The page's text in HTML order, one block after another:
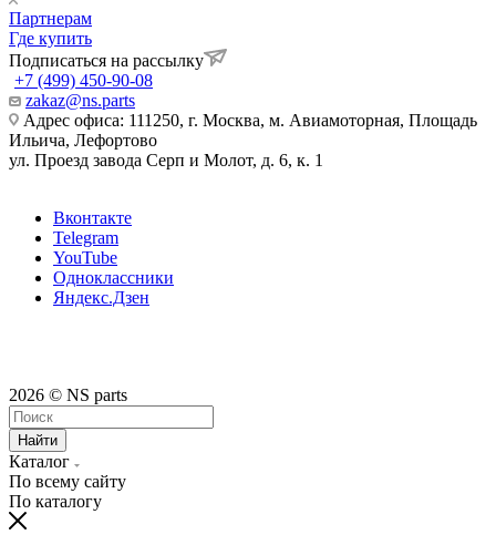
Партнерам
Где купить
Подписаться на рассылку
+7 (499) 450-90-08
zakaz@ns.parts
Адрес офиса: 111250, г. Москва, м. Авиамоторная, Площадь
Ильича, Лефортово
ул. Проезд завода Серп и Молот, д. 6, к. 1
Вконтакте
Telegram
YouTube
Одноклассники
Яндекс.Дзен
2026 © NS parts
Найти
Каталог
По всему сайту
По каталогу